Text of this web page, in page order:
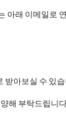
아래 이메일로
받아보실 수 있
해 부탁드립니